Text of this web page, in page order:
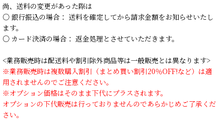
尚、送料の変更があった際は
○ 銀行振込の場合： 送料を確定してから請求金額をお知らせいたし
ます。
○ カード決済の場合： 返金処理とさせていただきます。
<業務販売時は配送料や割引除外商品等は一般販売とは異なります>
※業務販売時は複数購入割引（まとめ買い割引20％OFF!など）は適
用されませんのでご注意ください。
※オプション価格はそのまま下代にプラスされます。
オプションの下代販売は行っておりませんのであらかじめご了承くだ
さい。